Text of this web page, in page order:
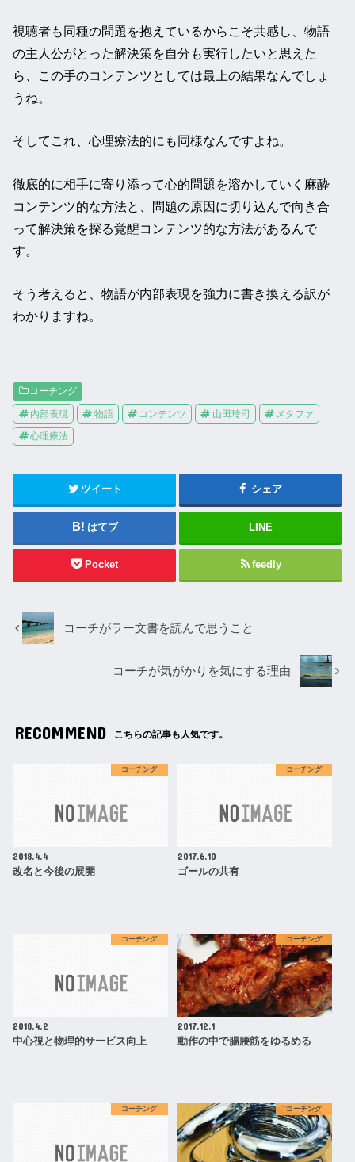
視聴者も同種の問題を抱えているからこそ共感し、物語
の主人公がとった解決策を自分も実行したいと思えた
ら、この手のコンテンツとしては最上の結果なんでしょ
うね。
そしてこれ、心理療法的にも同様なんですよね。
徹底的に相手に寄り添って心的問題を溶かしていく麻酔
コンテンツ的な方法と、問題の原因に切り込んで向き合
って解決策を探る覚醒コンテンツ的な方法があるんで
す。
そう考えると、物語が内部表現を強力に書き換える訳が
わかりますね。
コーチング
内部表現 物語 コンテンツ 山田玲司 メタファ
心理療法
ツイート シェア
はてブ LINE
Pocket feedly
コーチがラー文書を読んで思うこと
コーチが気がかりを気にする理由
RECOMMEND こちらの記事も人気です。
コーチング
2018.4.4
改名と今後の展開
コーチング
2017.6.10
ゴールの共有
コーチング
2018.4.2
中心視と物理的サービス向上
コーチング
2017.12.1
動作の中で腸腰筋をゆるめる
コーチング コーチング